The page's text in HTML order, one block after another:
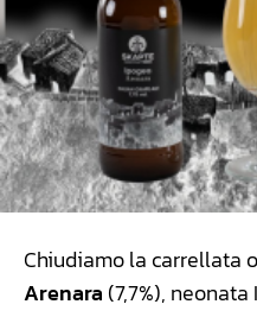
Chiudiamo la carrellata
Arenara (7,7%),